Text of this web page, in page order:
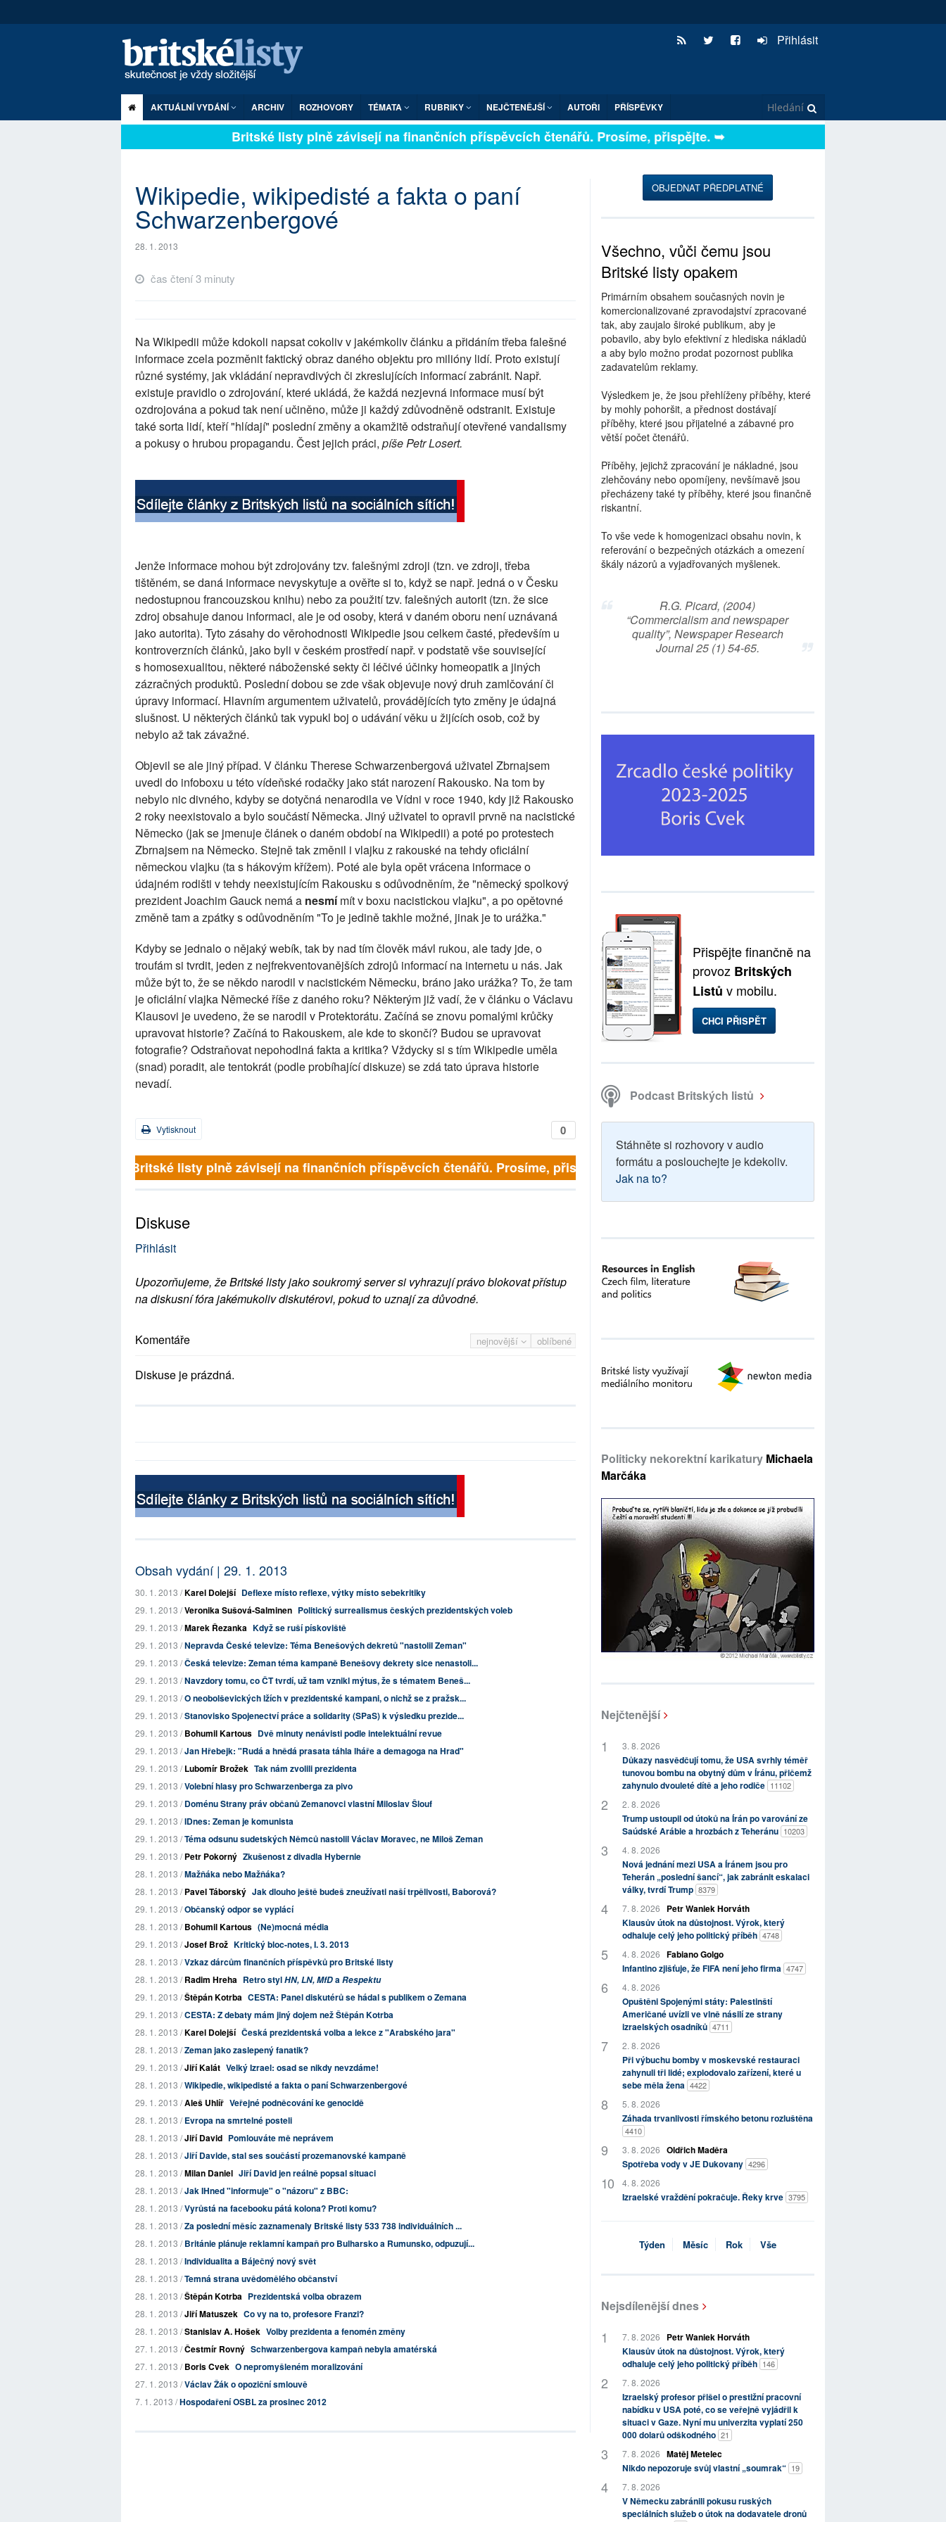
Přihlásit
AKTUÁLNÍ VYDÁNÍ ARCHIV ROZHOVORY TÉMATA RUBRIKY NEJČTENĚJŠÍ AUTOŘI PŘÍSPĚVKY
Britské listy plně závisejí na finančních příspěvcích čtenářů. Prosíme, přispějte. ➥
Wikipedie, wikipedisté a fakta o paní
Schwarzenbergové
28. 1. 2013
čas čtení 3 minuty
Na Wikipedii může kdokoli napsat cokoliv v jakémkoliv článku a přidáním třeba falešné
informace zcela pozměnit faktický obraz daného objektu pro milióny lidí. Proto existují
různé systémy, jak vkládání nepravdivých či zkreslujících informací zabránit. Např.
existuje pravidlo o zdrojování, které ukládá, že každá nezjevná informace musí být
ozdrojována a pokud tak není učiněno, může ji každý zdůvodněně odstranit. Existuje
také sorta lidí, kteří "hlídají" poslední změny a okamžitě odstraňují otevřené vandalismy
a pokusy o hrubou propagandu. Čest jejich práci, píše Petr Losert.
Jenže informace mohou být zdrojovány tzv. falešnými zdroji (tzn. ve zdroji, třeba
tištěném, se daná informace nevyskytuje a ověřte si to, když se např. jedná o v Česku
nedostupnou francouzskou knihu) nebo za použití tzv. falešných autorit (tzn. že sice
zdroj obsahuje danou informaci, ale je od osoby, která v daném oboru není uznávaná
jako autorita). Tyto zásahy do věrohodnosti Wikipedie jsou celkem časté, především u
kontroverzních článků, jako byli v českém prostředí např. v podstatě vše související
s homosexualitou, některé náboženské sekty či léčivé účinky homeopatik a jiných
zázračných produktů. Poslední dobou se zde však objevuje nový druh zamlčování či
úpravy informací. Hlavním argumentem uživatelů, provádějících tyto změny je údajná
slušnost. U některých článků tak vypukl boj o udávání věku u žijících osob, což by
nebylo až tak závažné.
Objevil se ale jiný případ. V článku Therese Schwarzenbergová uživatel Zbrnajsem
uvedl do infoboxu u této vídeňské rodačky jako stát narození Rakousko. Na tom by
nebylo nic divného, kdyby se dotyčná nenarodila ve Vídni v roce 1940, kdy již Rakousko
2 roky neexistovalo a bylo součástí Německa. Jiný uživatel to opravil prvně na nacistické
Německo (jak se jmenuje článek o daném období na Wikipedii) a poté po protestech
Zbrnajsem na Německo. Stejně tak změnil i vlajku z rakouské na tehdy oficiální
německou vlajku (ta s hákovým křížem). Poté ale byla opět vrácena informace o
údajném rodišti v tehdy neexistujícím Rakousku s odůvodněním, že "německý spolkový
prezident Joachim Gauck nemá a nesmímít v boxu nacistickou vlajku", a po opětovné
změně tam a zpátky s odůvodněním "To je jedině takhle možné, jinak je to urážka."
Kdyby se jednalo o nějaký webík, tak by nad tím člověk mávl rukou, ale tady jde, o
troufám si tvrdit, jeden z nejfrekventovanějších zdrojů informací na internetu u nás. Jak
může být to, že se někdo narodil v nacistickém Německu, bráno jako urážka? To, že tam
je oficiální vlajka Německé říše z daného roku? Některým již vadí, že v článku o Václavu
Klausovi je uvedeno, že se narodil v Protektorátu. Začíná se znovu pomalými krůčky
upravovat historie? Začíná to Rakouskem, ale kde to skončí? Budou se upravovat
fotografie? Odstraňovat nepohodlná fakta a kritika? Vždycky si s tím Wikipedie uměla
(snad) poradit, ale tentokrát (podle probíhající diskuze) se zdá tato úprava historie
nevadí.
0
Vytisknout
Britské listy plně závisejí na finančních příspěvcích čtenářů. Prosíme, přispějte. ➥
Diskuse
Přihlásit
Upozorňujeme, že Britské listy jako soukromý server si vyhrazují právo blokovat přístup
na diskusní fóra jakémukoliv diskutérovi, pokud to uznají za důvodné.
nejnovější oblíbené
Komentáře
Diskuse je prázdná.
Obsah vydání | 29. 1. 2013
30. 1. 2013 /Karel Dolejší Deflexe místo reflexe, výtky místo sebekritiky
29. 1. 2013 /Veronika Sušová-Salminen Politický surrealismus českých prezidentských voleb
29. 1. 2013 /Marek Řezanka Když se ruší pískoviště
29. 1. 2013 /Nepravda České televize: Téma Benešových dekretů "nastolil Zeman"
29. 1. 2013 /Česká televize: Zeman téma kampaně Benešovy dekrety sice nenastoli...
29. 1. 2013 /Navzdory tomu, co ČT tvrdí, už tam vznikl mýtus, že s tématem Beneš...
29. 1. 2013 /O neobolševických lžích v prezidentské kampani, o nichž se z pražsk...
29. 1. 2013 /Stanovisko Spojenectví práce a solidarity (SPaS) k výsledku prezide...
29. 1. 2013 /Bohumil Kartous Dvě minuty nenávisti podle intelektuální revue
29. 1. 2013 /Jan Hřebejk: "Rudá a hnědá prasata táhla lháře a demagoga na Hrad"
29. 1. 2013 /Lubomír Brožek Tak nám zvolili prezidenta
29. 1. 2013 /Volební hlasy pro Schwarzenberga za pivo
29. 1. 2013 /Doménu Strany práv občanů Zemanovci vlastní Miloslav Šlouf
29. 1. 2013 /IDnes: Zeman je komunista
29. 1. 2013 /Téma odsunu sudetských Němců nastolil Václav Moravec, ne Miloš Zeman
29. 1. 2013 /Petr Pokorný Zkušenost z divadla Hybernie
28. 1. 2013 /Mažňáka nebo Mažňáka?
28. 1. 2013 /Pavel Táborský Jak dlouho ještě budeš zneužívati naší trpělivosti, Baborová?
29. 1. 2013 /Občanský odpor se vyplácí
28. 1. 2013 /Bohumil Kartous (Ne)mocná média
29. 1. 2013 /Josef Brož Kritický bloc-notes, I. 3. 2013
28. 1. 2013 /Vzkaz dárcům finančních příspěvků pro Britské listy
28. 1. 2013 /Radim Hreha Retro stylHN, LN, MfDaRespektu
29. 1. 2013 /Štěpán Kotrba CESTA: Panel diskutérů se hádal s publikem o Zemana
29. 1. 2013 /CESTA: Z debaty mám jiný dojem než Štěpán Kotrba
28. 1. 2013 /Karel Dolejší Česká prezidentská volba a lekce z "Arabského jara"
28. 1. 2013 /Zeman jako zaslepený fanatik?
29. 1. 2013 /Jiří Kalát Velký Izrael: osad se nikdy nevzdáme!
28. 1. 2013 /Wikipedie, wikipedisté a fakta o paní Schwarzenbergové
29. 1. 2013 /Aleš Uhlíř Veřejné podněcování ke genocidě
28. 1. 2013 /Evropa na smrtelné posteli
28. 1. 2013 /Jiří David Pomlouváte mě neprávem
28. 1. 2013 /Jiří Davide, stal ses součástí prozemanovské kampaně
28. 1. 2013 /Milan Daniel Jiří David jen reálně popsal situaci
28. 1. 2013 /Jak IHned "informuje" o "názoru" z BBC:
28. 1. 2013 /Vyrůstá na facebooku pátá kolona? Proti komu?
28. 1. 2013 /Za poslední měsíc zaznamenaly Britské listy 533 738 individuálních ...
28. 1. 2013 /Británie plánuje reklamní kampaň pro Bulharsko a Rumunsko, odpuzují...
28. 1. 2013 /Individualita a Báječný nový svět
28. 1. 2013 /Temná strana uvědomělého občanství
28. 1. 2013 /Štěpán Kotrba Prezidentská volba obrazem
28. 1. 2013 /Jiří Matuszek Co vy na to, profesore Franzi?
28. 1. 2013 /Stanislav A. Hošek Volby prezidenta a fenomén změny
27. 1. 2013 /Čestmír Rovný Schwarzenbergova kampaň nebyla amatérská
27. 1. 2013 /Boris Cvek O nepromyšleném moralizování
27. 1. 2013 /Václav Žák o opoziční smlouvě
7. 1. 2013 /Hospodaření OSBL za prosinec 2012
OBJEDNAT PŘEDPLATNÉ
Všechno, vůči čemu jsou
Britské listy opakem
Primárním obsahem současných novin je
komercionalizované zpravodajství zpracované
tak, aby zaujalo široké publikum, aby je
pobavilo, aby bylo efektivní z hlediska nákladů
a aby bylo možno prodat pozornost publika
zadavatelům reklamy.
Výsledkem je, že jsou přehlíženy příběhy, které
by mohly pohoršit, a přednost dostávají
příběhy, které jsou přijatelné a zábavné pro
větší počet čtenářů.
Příběhy, jejichž zpracování je nákladné, jsou
zlehčovány nebo opomíjeny, nevšímavě jsou
přecházeny také ty příběhy, které jsou finančně
riskantní.
To vše vede k homogenizaci obsahu novin, k
referování o bezpečných otázkách a omezení
škály názorů a vyjadřovaných myšlenek.
R.G. Picard, (2004)
“Commercialism and newspaper
quality”, Newspaper Research
Journal 25 (1) 54-65.
Přispějte finančně na
provoz Britských
Listů v mobilu.
CHCI PŘISPĚT
Podcast Britských listů
Stáhněte si rozhovory v audio
formátu a poslouchejte je kdekoliv.
Jak na to?
Politicky nekorektní karikatury Michaela
Marčáka
Nejčtenější
3. 8. 2026
Důkazy nasvědčují tomu, že USA svrhly téměř
tunovou bombu na obytný dům v Íránu, přičemž
zahynulo dvouleté dítě a jeho rodiče 11102
2. 8. 2026
Trump ustoupil od útoků na Írán po varování ze
Saúdské Arábie a hrozbách z Teheránu 10203
4. 8. 2026
Nová jednání mezi USA a Íránem jsou pro
Teherán „poslední šancí“, jak zabránit eskalaci
války, tvrdí Trump 8379
7. 8. 2026
Petr Waniek Horváth
Klausův útok na důstojnost. Výrok, který
odhaluje celý jeho politický příběh 4748
4. 8. 2026 Fabiano Golgo
Infantino zjišťuje, že FIFA není jeho firma 4747
4. 8. 2026
Opuštěni Spojenými státy: Palestinští
Američané uvízli ve vlně násilí ze strany
izraelských osadníků 4711
2. 8. 2026
Při výbuchu bomby v moskevské restauraci
zahynuli tři lidé; explodovalo zařízení, které u
sebe měla žena 4422
5. 8. 2026
Záhada trvanlivosti římského betonu rozluštěna
4410
3. 8. 2026 Oldřich Maděra
Spotřeba vody v JE Dukovany 4296
4. 8. 2026
Izraelské vraždění pokračuje. Řeky krve 3795
Týden Měsíc Rok Vše
Nejsdílenější dnes
7. 8. 2026
Petr Waniek Horváth
Klausův útok na důstojnost. Výrok, který
odhaluje celý jeho politický příběh 146
7. 8. 2026
Izraelský profesor přišel o prestižní pracovní
nabídku v USA poté, co se veřejně vyjádřil k
situaci v Gaze. Nyní mu univerzita vyplatí 250
000 dolarů odškodného 21
7. 8. 2026 Matěj Metelec
Nikdo nepozoruje svůj vlastní „soumrak“ 19
7. 8. 2026
V Německu zabránili pokusu ruských
speciálních služeb o útok na dodavatele dronů